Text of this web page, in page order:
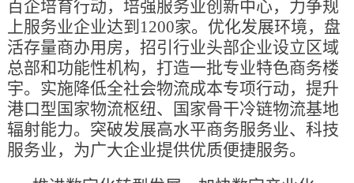
百企培育行动，培强服务业创新中心，力争规
上服务业企业达到1200家。优化发展环境，盘
活存量商办用房，招引行业头部企业设立区域
总部和功能性机构，打造一批专业特色商务楼
宇。实施降低全社会物流成本专项行动，提升
港口型国家物流枢纽、国家骨干冷链物流基地
辐射能力。突破发展高水平商务服务业、科技
服务业，为广大企业提供优质便捷服务。